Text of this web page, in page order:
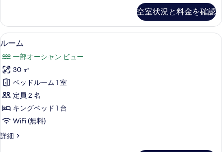
写
真
表
示
す
る
ブ
ル
ベ
ッ
ド
2
台
の
す
べ
ー
ド
ル
ム
ダ
ブ
ル
ベ
ッ
ド
2
台
の
空室状況と料金を確認
ル
ム
の
す
べ
て
写
ルーム | セーフティボックス (室内)
5
ルーム
一部オーシャン ビュー
30 ㎡
ベッドルーム 1 室
定員 2 名
キングベッド 1 台
WiFi (無料)
詳細
ル